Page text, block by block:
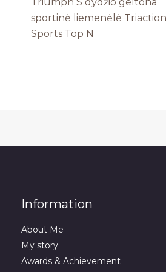
Triumph S dydžio geltona
sportinė liemenėlė Triaction
Sports Top N
Information
About Me
My story
Awards & Achievement